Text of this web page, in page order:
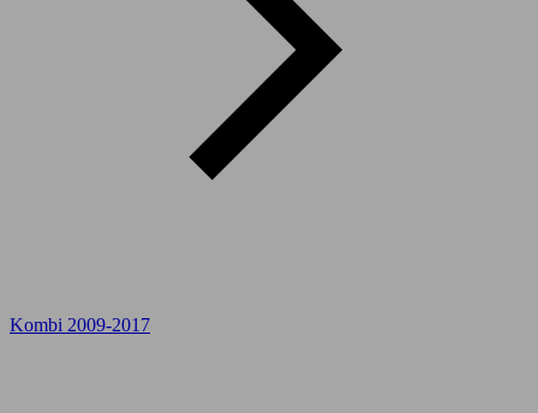
Kombi 2009-2017